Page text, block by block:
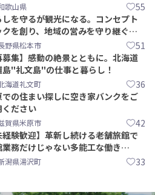
歌山県 55
しを守るが観光になる。コンセプト
クを創り、地域の営みを守り継ぐ仲
集めませんか？
野県松本市 51
募集】感動の絶景とともに。北海道
島"礼文島"の仕事と暮らし！
海道礼文町 36
での住まい探しに空き家バンクをご
ください
賀県米原市 42
経験歓迎】革新し続ける老舗旅館で
業務だけじゃない多能工な働き
株式会社いせん
潟県湯沢町 33